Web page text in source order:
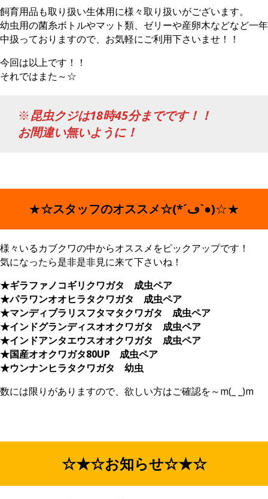
飼育用品も取り扱い生体用に様々取り扱いがございます。
幼虫用の菌糸ボトルやマット類、ゼリーや産卵木などなど一年
中扱っておりますので、お気軽にご利用下さいませ！！
今回は以上です！！
それではまた～☆
※昆虫クジは18時45分までです！！
お間違い無いように！
★ ☆スタッフのオススメ☆(*´ڡ`●)☆★
様々いるカブクワの中からオススメをピックアップです！
気になったら是非是非見に来て下さいね！
★ギラファノコギリクワガタ 成虫ペア
★パラワンオオヒラタクワガタ 成虫ペア
★マンディブラリスフタマタクワガタ 成虫ペア
★インドグランディスオオクワガタ 成虫ペア
★インドアンタエウスオオクワガタ 成虫ペア
★国産オオクワガタ80UP 成虫ペア
★ウンナンヒラタクワガタ 幼虫
数には限りがありますので、欲しい方はご確認を～m(_ _)m
☆★☆お知らせ☆★☆